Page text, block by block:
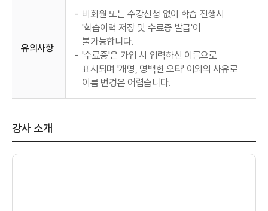
유의사항
- 비회원 또는 수강신청 없이 학습 진행시
'학습이력 저장 및 수료증 발급'이
불가능합니다.
- '수료증'은 가입 시 입력하신 이름으로
표시되며 '개명, 명백한 오타' 이외의 사유로
이름 변경은 어렵습니다.
강사 소개